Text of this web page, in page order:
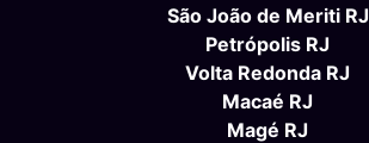
São João de Meriti RJ
Petrópolis RJ
Volta Redonda RJ
Macaé RJ
Magé RJ